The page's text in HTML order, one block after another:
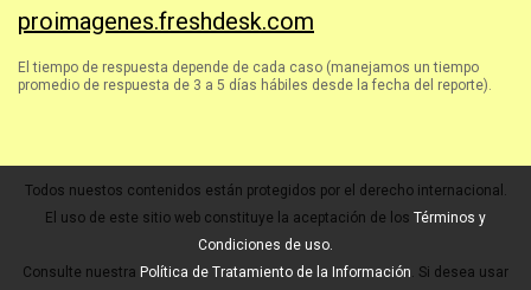
proimagenes.freshdesk.com
El tiempo de respuesta depende de cada caso (manejamos un tiempo
promedio de respuesta de 3 a 5 días hábiles desde la fecha del reporte).
Todos nuestos contenidos están protegidos por el derecho internacional.
El uso de este sitio web constituye la aceptación de los Términos y
Condiciones de uso.
Consulte nuestra Política de Tratamiento de la Información. Si desea usar